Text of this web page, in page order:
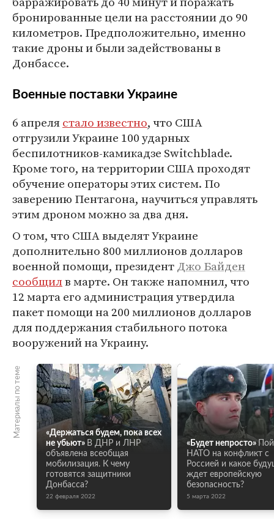
бронированные цели на расстоянии до 90
километров. Предположительно, именно
такие дроны и были задействованы в
Донбассе.
Военные поставки Украине
6 апрелястало известно, что США
отгрузили Украине 100 ударных
беспилотников-камикадзе Switchblade.
Кроме того, на территории США проходят
обучение операторы этих систем. По
заверению Пентагона, научиться управлять
этим дроном можно за два дня.
О том, что США выделят Украине
дополнительно 800 миллионов долларов
военной помощи, президентДжо Байден
сообщилв марте. Он также напомнил, что
12 марта его администрация утвердила
пакет помощи на 200 миллионов долларов
для поддержания стабильного потока
вооружений на Украину.
Материалы по теме
«Держаться будем, пока всех
не убьют» В ДНР и ЛНР
объявлена всеобщая
мобилизация. К чему
готовятся защитники
Донбасса?
22 февраля 2022
«Будет непросто»
НАТО на конфликт с
Россией и какое
ждет европейскую
безопасность?
5 марта 2022